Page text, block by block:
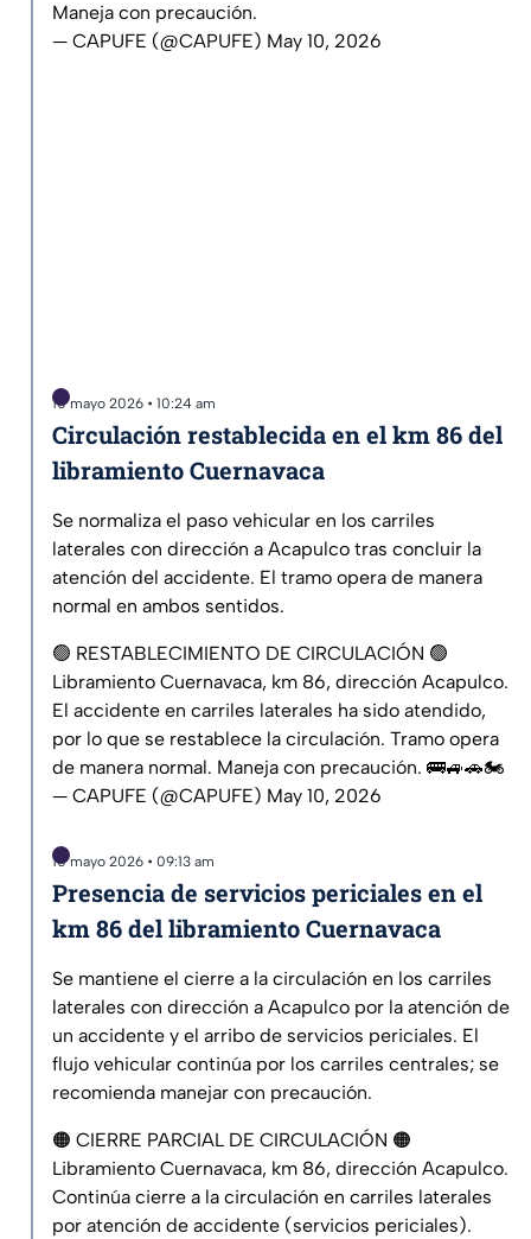
Maneja con precaución.
— CAPUFE (@CAPUFE) May 10, 2026
10 mayo 2026 • 10:24 am
Circulación restablecida en el km 86 del
libramiento Cuernavaca
Se normaliza el paso vehicular en los carriles
laterales con dirección a Acapulco tras concluir la
atención del accidente. El tramo opera de manera
normal en ambos sentidos.
🟢 RESTABLECIMIENTO DE CIRCULACIÓN 🟢
Libramiento Cuernavaca, km 86, dirección Acapulco.
El accidente en carriles laterales ha sido atendido,
por lo que se restablece la circulación. Tramo opera
de manera normal. Maneja con precaución. 🚌🚙🚗🏍️
— CAPUFE (@CAPUFE) May 10, 2026
10 mayo 2026 • 09:13 am
Presencia de servicios periciales en el
km 86 del libramiento Cuernavaca
Se mantiene el cierre a la circulación en los carriles
laterales con dirección a Acapulco por la atención de
un accidente y el arribo de servicios periciales. El
flujo vehicular continúa por los carriles centrales; se
recomienda manejar con precaución.
🟠 CIERRE PARCIAL DE CIRCULACIÓN 🟠
Libramiento Cuernavaca, km 86, dirección Acapulco.
Continúa cierre a la circulación en carriles laterales
por atención de accidente (servicios periciales).